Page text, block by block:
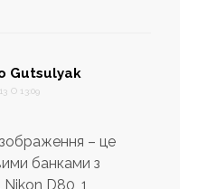
Gutsulyak
О 13:09
зображення – це
банками з
D80, 1